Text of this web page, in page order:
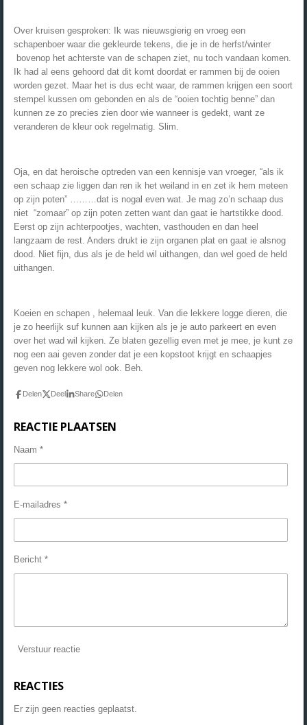
Over kruisen gesproken: Ik was nieuwsgierig en vroeg een
schapenboer waar die gekleurde tekens, die je in de herfst/winter
bovenop het achterste van de schapen ziet, nu toch vandaan komen.
Ik had al eens gehoord dat dit komt doordat er rammen bij de ooien
worden gezet. Maar het is dus echt waar, de rammen krijgen een soort
stempel kussen om gebonden en als de “ooien tochtig benne” dan
kunnen ze zo precies zien door wie wanneer is gedekt, want ze
veranderen de kleur ook regelmatig. Slim.
Oja, en dat heroische optreden van een kennisje van vroeger, “als ik
een schaap zie liggen dan ren ik het weiland in en zet ik hem meteen
op zijn poten” ………dat is nogal even wat. Je mag zo’n schaap dus
niet “zomaar” op zijn poten zetten want dan gaat ie hartstikke dood.
Eerst op zijn achterpootjes, wachten, vasthouden en dan heel
langzaam de rest. Anders drukt ie zijn organen plat en gaat ie alsnog
dood. Niet fijn, dus als je de held wil uithangen, dan wel goed de held
uithangen.
Koeien en schapen , helemaal leuk. Van die lekkere logge dieren, die
je zo heerlijk suf kunnen aan kijken als je je auto parkeert en even
over het wad wil kijken. Ze blaten gezellig even met je mee, je kunt ze
nog een aai geven zonder dat je een kopstoot krijgt en schaapjes
geven nog lekkere wol ook. Beh.
Delen Deel Share Delen
REACTIE PLAATSEN
Naam *
E-mailadres *
Bericht *
Verstuur reactie
REACTIES
Er zijn geen reacties geplaatst.